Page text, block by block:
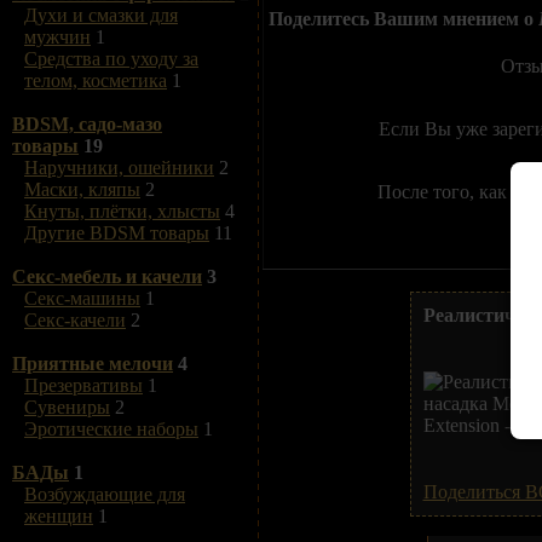
Духи и смазки для
мужчин 1
Средства по уходу за
телом, косметика 1
BDSM, садо-мазо
товары 19
Наручники, ошейники 2
Маски, кляпы 2
Кнуты, плётки, хлысты 4
Другие BDSM товары 11
Секс-мебель и качели 3
Секс-машины 1
Секс-качели 2
Приятные мелочи 4
Презервативы 1
Сувениры 2
Эротические наборы 1
БАДы 1
Возбуждающие для
женщин 1
Поделитесь Вашим мнением о
Если Вы уже
После того, как Вы
Поделиться